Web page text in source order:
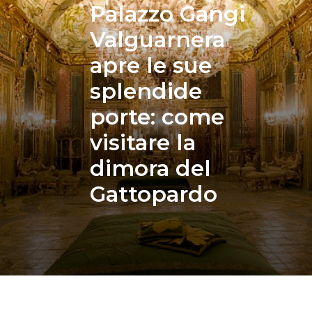
Palazzo Gangi
Valguarnera
apre le sue
splendide
porte: come
visitare la
dimora del
Gattopardo